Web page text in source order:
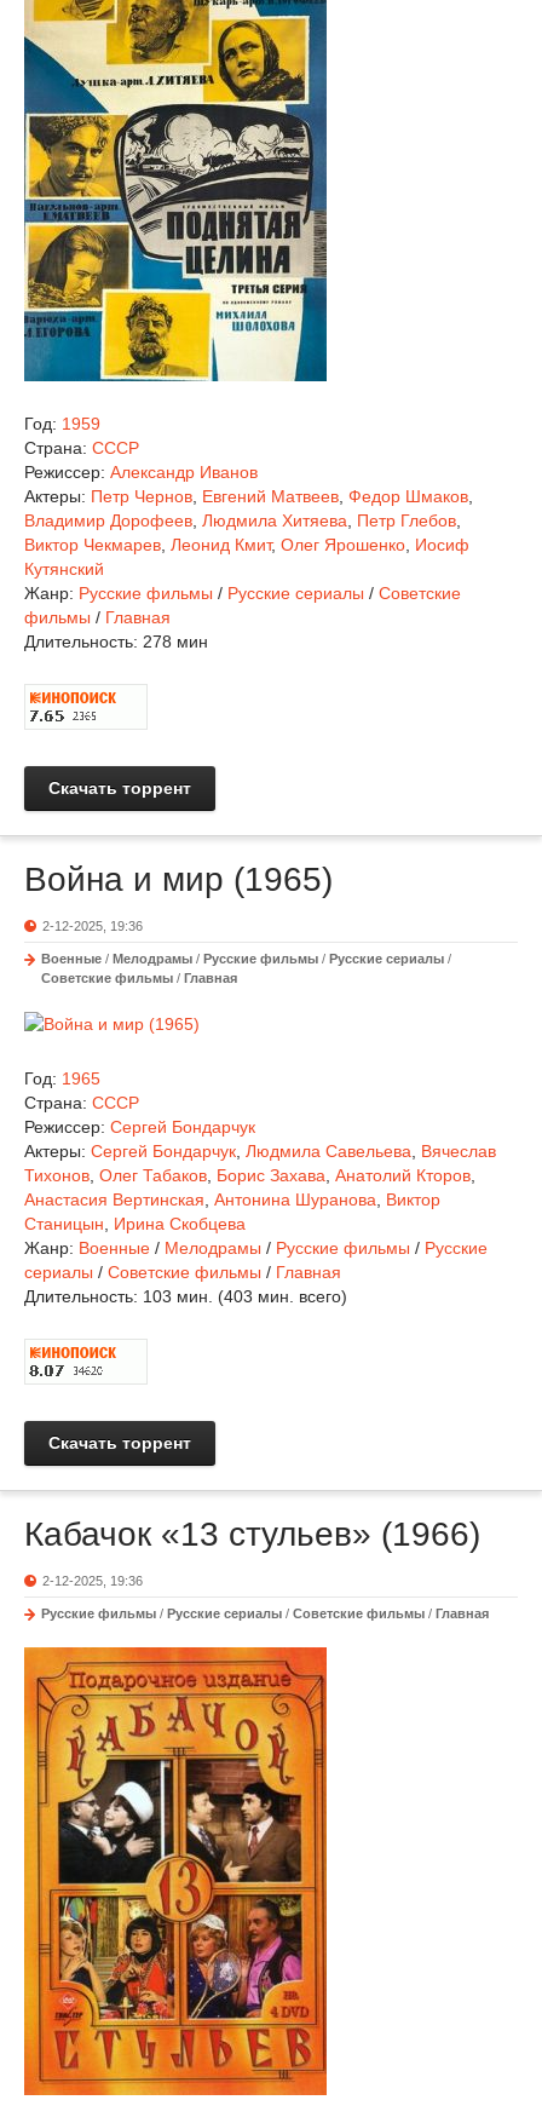
Год: 1959
Страна: СССР
Режиссер: Александр Иванов
Актеры: Петр Чернов Евгений Матвеев Федор Шмаков
Владимир Дорофеев Людмила Хитяева Петр Глебов
Виктор Чекмарев Леонид Кмит, Олег Ярошенко Иосиф
Кутянский
Жанр: Русские фильмы / Русские сериалы / Советские
фильмы / Главная
Длительность: 278 мин
Скачать торрент
Война и мир (1965)
2-12-2025, 19:36
Военные / Мелодрамы / Русские фильмы / Русские сериалы /
Советские фильмы / Главная
Год: 1965
Страна: СССР
Режиссер: Сергей Бондарчук
Актеры: Сергей Бондарчук Людмила Савельева
Вячеслав
Тихонов Олег Табаков Борис Захава Анатолий Кторов
Анастасия Вертинская Антонина Шуранова
Виктор
Станицын
Ирина Скобцева
Жанр: Военные / Мелодрамы / Русские фильмы / Русские
сериалы / Советские фильмы / Главная
Длительность: 103 мин. (403 мин. всего)
Скачать торрент
Кабачок «13 стульев» (1966)
2-12-2025, 19:36
Русские фильмы / Русские сериалы / Советские фильмы / Главная